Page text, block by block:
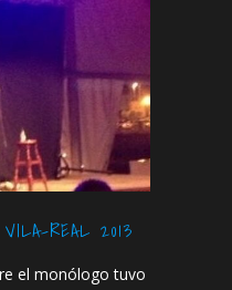
VILA-REAL 2013
el monólogo tuvo